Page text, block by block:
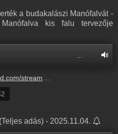
a budakalászi Manófalvát -
kis falu tervezője
kanya-tamas-manofalva-kis-falu-tervezoje-kivitelezoje-2.mp3
adás) - 2025.11.04.